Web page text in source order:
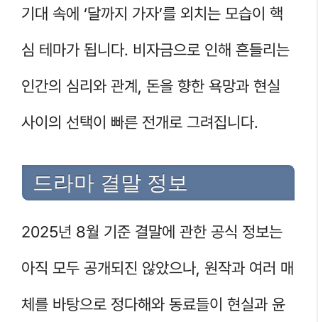
기대 속에 ‘달까지 가자’를 외치는 모습이 핵
심 테마가 됩니다. 비자금으로 인해 흔들리는
인간의 심리와 관계, 돈을 향한 욕망과 현실
사이의 선택이 빠른 전개로 그려집니다.
드라마 결말 정보
2025년 8월 기준 결말에 관한 공식 정보는
아직 모두 공개되진 않았으나, 원작과 여러 매
체를 바탕으로 정다해와 동료들이 현실과 윤